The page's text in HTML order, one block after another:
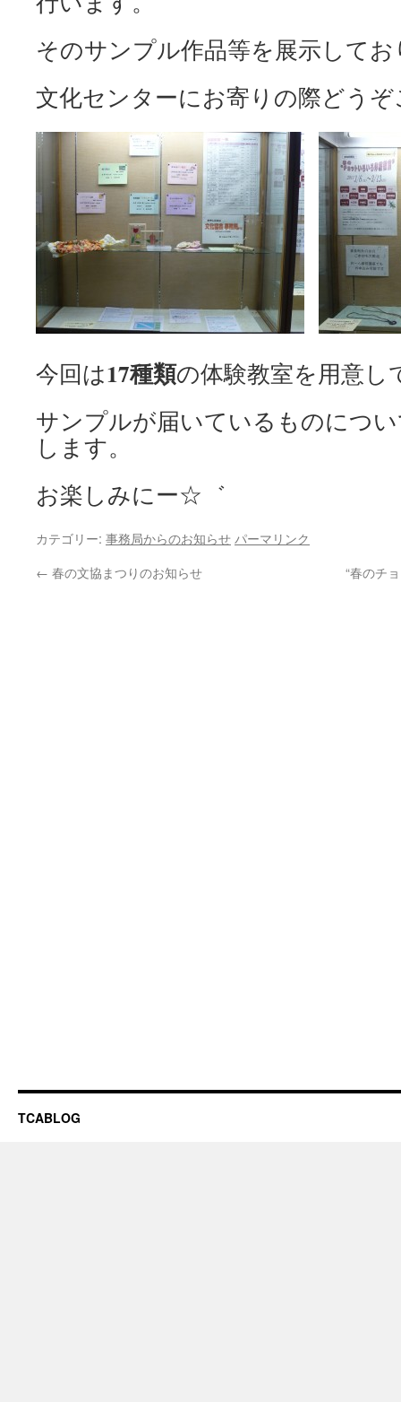
そのサンプル作品等を展示して
文化センターにお寄りの際どう
今回は17種類の体験教室を用意し
サンプルが届いているものにつ
します。
お楽しみにー☆゛
カテゴリー: 事務局からのお知らせ パーマリンク
← 春の文協まつりのお知らせ “春のチ
TCABLOG